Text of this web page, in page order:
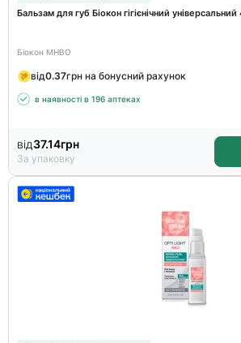
Бальзам для губ Біокон гігієнічний універсальний
Біокон МНВО
від0.37грн на бонусний рахунок
в наявності в 196 аптеках
від37.14грн
За упаковку